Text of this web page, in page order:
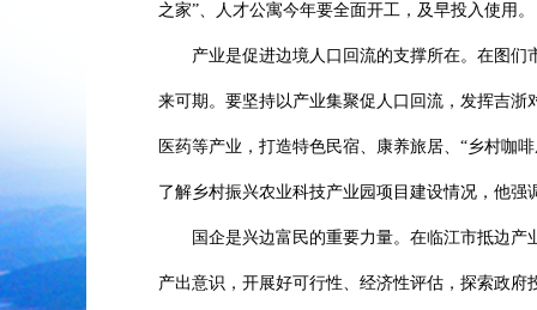
之家”、人才公寓今年要全面开工，及早投入使用。
产业是促进边境人口回流的支撑所在。在图们
来可期。要坚持以产业集聚促人口回流，发挥吉
医药等产业，打造特色民宿、康养旅居、“乡村咖
了解乡村振兴农业科技产业园项目建设情况，他
国企是兴边富民的重要力量。在临江市抵边产
产出意识，开展好可行性、经济性评估，探索政